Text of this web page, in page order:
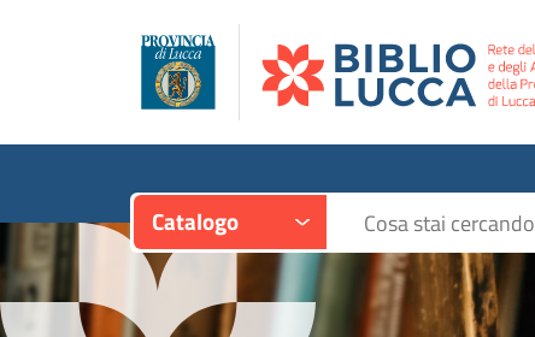
Catalogo Cerca su "Catalogo"